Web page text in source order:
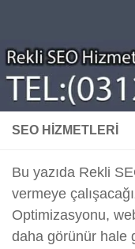
SEO HIZMETLERI
Bu yazıda Rekli
vermeye
Optimizasyonu,
daha görünür hale